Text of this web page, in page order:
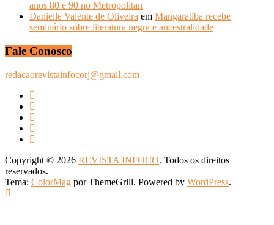
anos 80 e 90 no Metropolitan
Danielle Valente de Oliveira em Mangaratiba recebe
seminário sobre literatura negra e ancestralidade
Fale Conosco
redacaorevistainfocorj@gmail.com
Copyright © 2026 REVISTA INFOCO. Todos os direitos
reservados.
Tema: ColorMag por ThemeGrill. Powered by WordPress.